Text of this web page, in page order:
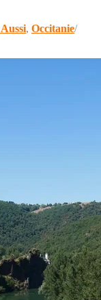
, Occitanie